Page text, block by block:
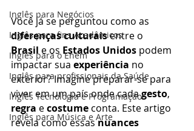
Inglês para Negócios
Inglês para fins Acadêmicos
Inglês para o Enem
Inglês para profissionais da Saúde
Inglês Tecnologia e Programação
Inglês para Música e Arte
Você já se perguntou como as
diferenças culturais entre o
Brasil e os Estados Unidos podem
impactar sua experiência no
exterior? Imagine preparar-se para
viver em um país onde cada gesto,
regra e costume conta. Este artigo
revela como essas nuances